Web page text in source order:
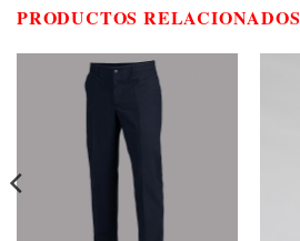
PRODUCTOS RELACIONADOS